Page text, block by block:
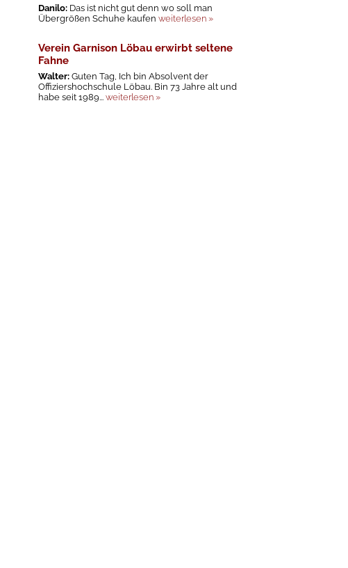
Danilo: Das ist nicht gut denn wo soll man
Übergrößen Schuhe kaufenweiterlesen »
Verein Garnison Löbau erwirbt seltene
Fahne
Walter:Guten Tag, Ich bin Absolvent der
Offiziershochschule Löbau. Bin 73 Jahre alt und
habe seit 1989...weiterlesen »